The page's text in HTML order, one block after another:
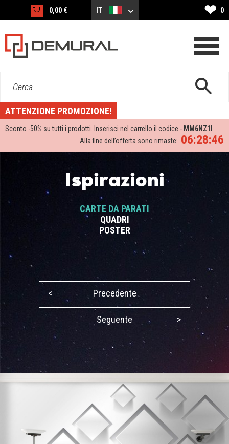
0,00 € IT ❤ 0
Cerca...
ATTENZIONE PROMOZIONE!
Sconto -50% su tutti i prodotti. Inserisci nel carrello il codice - MM6NZ1I
06:28:45
Alla fine dell’offerta sono rimaste:
Ispirazioni
CARTE DA PARATI
QUADRI
POSTER
< Precedente
Seguente >